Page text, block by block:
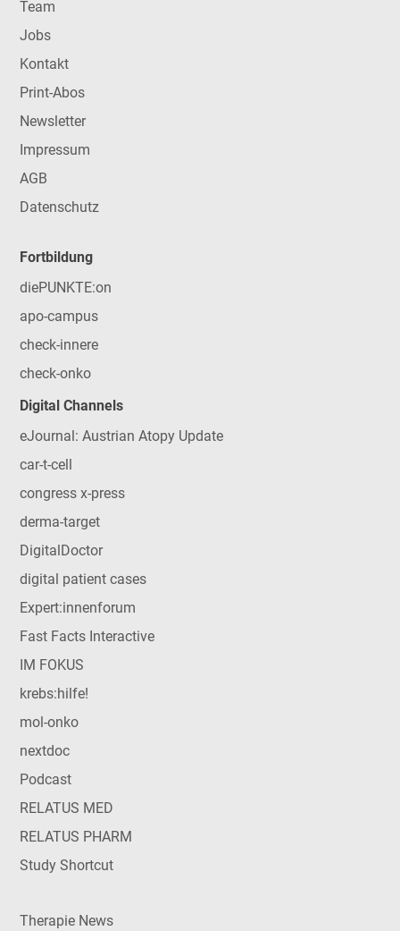
Team
Jobs
Kontakt
Print-Abos
Newsletter
Impressum
AGB
Datenschutz
Fortbildung
diePUNKTE:on
apo-campus
check-innere
check-onko
Digital Channels
eJournal: Austrian Atopy Update
car-t-cell
congress x-press
derma-target
DigitalDoctor
digital patient cases
Expert:innenforum
Fast Facts Interactive
IM FOKUS
krebs:hilfe!
mol-onko
nextdoc
Podcast
RELATUS MED
RELATUS PHARM
Study Shortcut
Therapie News